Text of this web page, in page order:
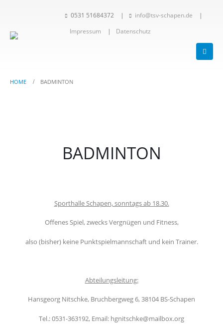
0531 51684372 | info@tsv-schapen.de
|
Impressum
| Datenschutz
HOME BADMINTON
BADMINTON
Sporthalle Schapen, sonntags ab 18.30.
Offenes Spiel, zwecks Vergnügen und Fitness,
also (bisher) keine Punktspielmannschaft und kein Trainer.
Abteilungsleitung:
Hansgeorg Nitschke, Bruchbergweg 6, 38104 BS-Schapen
Tel.: 0531-363192, Email: hgnitschke@mailbox.org